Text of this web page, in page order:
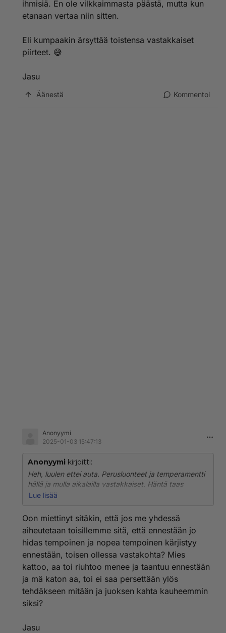
ihmisiä. En ole vilkkaimmasta päästä, mutta kun
etanaan vertaa niin sitten.
Eli kumpaakin ärsyttää toistensa vastakkaiset
piirteet. 😅
Jasu
Äänestä Kommentoi
Anonyymi
2025-01-03 15:47:13
Anonyymi kirjoitti:
Heh, luulen ettei auta. Perusluonteet ja temperamentti
hällä ja mulla aikalailla vastakkaiset. Häntä taas
raivostuttaa minussa mun adhd tyylinen jatkuva
heti jonkun tekemisen pariin. On kyllä muakin
vilkkaampia ihmisiä. En ole vilkkaimmasta päästä,
mutta kun etanaan vertaa niin sitten.
Eli kumpaakin ärsyttää toistensa vastakkaiset piirteet.
😅
Lue lisää
Oon miettinyt sitäkin, että jos me yhdessä
aiheutetaan toisillemme sitä, että ennestään jo
hidas tempoinen ja nopea tempoinen kärjistyy
ennestään, toisen ollessa vastakohta? Mies
kattoo, aa toi riuhtoo menee ja taantuu ennestään
ja mä katon aa, toi ei saa persettään ylös
tehdäkseen mitään ja juoksen kahta kauheemmin
siksi?
Jasu